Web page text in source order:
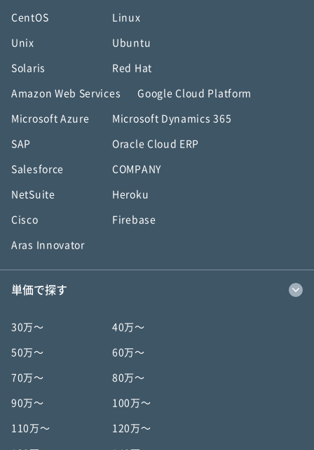
CentOS Linux
Unix Ubuntu
Solaris Red Hat
Amazon Web Services Google Cloud Platform
Microsoft Azure Microsoft Dynamics 365
SAP Oracle Cloud ERP
Salesforce COMPANY
NetSuite Heroku
Cisco Firebase
Aras Innovator
単価で探す
30万〜 40万〜
50万〜 60万〜
70万〜 80万〜
90万〜 100万〜
110万〜 120万〜